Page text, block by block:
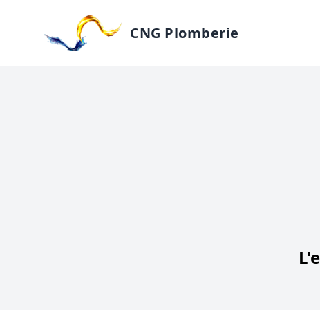
CNG Plomberie